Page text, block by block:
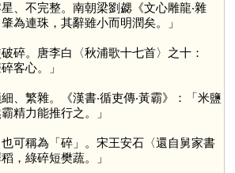
、不完整。南朝梁劉勰《文心雕龍‧雜
為連珠，其辭雖小而明潤矣。」
碎。唐李白〈秋浦歌十七首〉之十：
客心。」
、繁雜。《漢書‧循吏傳‧黃霸》：「米鹽
精力能推行之。」
可稱為「碎」。宋王安石〈還自舅家書
，綠碎短樊蔬。」